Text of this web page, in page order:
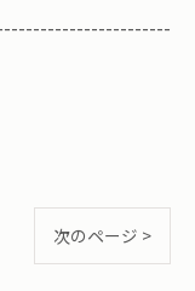
次のページ >